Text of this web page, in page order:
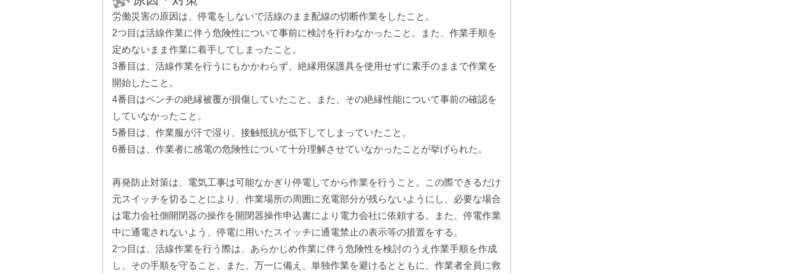
労働災害の原因は、停電をしないで活線のまま配線の切断作業をしたこと。
2つ目は活線作業に伴う危険性について事前に検討を行わなかったこと。また、作業手順を
定めないまま作業に着手してしまったこと。
3番目は、活線作業を行うにもかかわらず、絶縁用保護具を使用せずに素手のままで作業を
開始したこと。
4番目はペンチの絶縁被覆が損傷していたこと。また、その絶縁性能について事前の確認を
していなかったこと。
5番目は、作業服が汗で湿り、接触抵抗が低下してしまっていたこと。
6番目は、作業者に感電の危険性について十分理解させていなかったことが挙げられた。
再発防止対策は、電気工事は可能なかぎり停電してから作業を行うこと。この際できるだけ
元スイッチを切ることにより、作業場所の周囲に充電部分が残らないようにし、必要な場合
は電力会社側開閉器の操作を開閉器操作申込書により電力会社に依頼する。また、停電作業
中に通電されないよう、停電に用いたスイッチに通電禁止の表示等の措置をする。
2つ目は、活線作業を行う際は、あらかじめ作業に伴う危険性を検討のうえ作業手順を作成
し、その手順を守ること。また、万一に備え、単独作業を避けるとともに、作業者全員に救